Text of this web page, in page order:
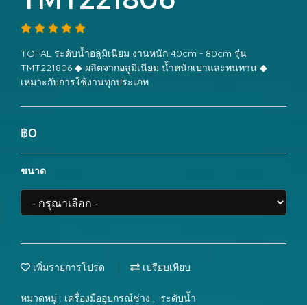
TOTAL ระดับน้ำอลูมิเนียม งานหนัก 40cm - 80cm รุ่น
TMT221806 ◆ ผลิตจากอลูมิเนียม น้ำหนักเบาและทนทาน ◆
เหมาะกับการใช้งานทุกประเภท
฿0
ขนาด
เพิ่มรายการโปรด เปรียบเทียบ
หมวดหมู่ : เครื่องมืออุปกรณ์ช่าง , ระดับน้ำ